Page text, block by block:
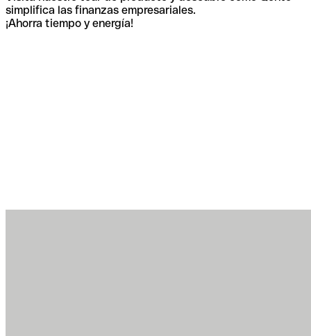
simplifica las finanzas empresariales.
¡Ahorra tiempo y energía!